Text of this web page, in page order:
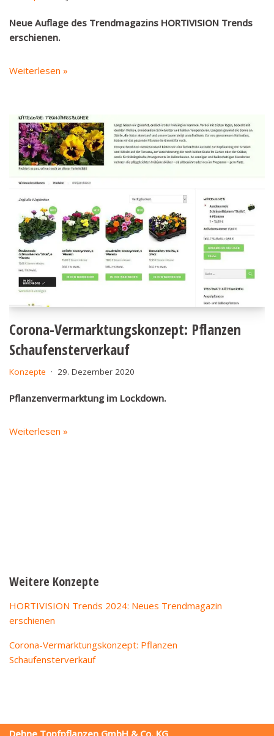
Neue Auflage des Trendmagazins HORTIVISION Trends
erschienen.
Weiterlesen »
Corona-Vermarktungskonzept: Pflanzen
Schaufensterverkauf
Konzepte 29. Dezember 2020
Pflanzenvermarktung im Lockdown.
Weiterlesen »
Weitere Konzepte
HORTIVISION Trends 2024: Neues Trendmagazin
erschienen
Corona-Vermarktungskonzept: Pflanzen
Schaufensterverkauf
Dehne Topfpflanzen GmbH & Co. KG